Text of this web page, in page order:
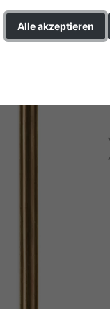
Alle akzeptieren